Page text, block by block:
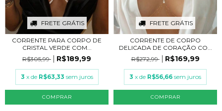
FRETE GRÁTIS
CORRENTE PARA CORPO DE
CRISTAL VERDE COM...
R$305,99
R$189,99
3 x de R$63,33 sem juros
COMPRAR
FRETE GRÁTIS
CORRENTE DE CORPO
DELICADA DE CORAÇÃO CO...
R$272,99
R$169,99
3 x de R$56,66 sem juros
COMPRAR